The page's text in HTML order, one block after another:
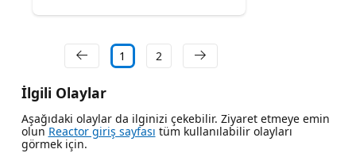
1 2
İlgili Olaylar
Aşağıdaki olaylar da ilginizi çekebilir. Ziyaret etmeye emin
olun Reactor giriş sayfası tüm kullanılabilir olayları
görmek için.